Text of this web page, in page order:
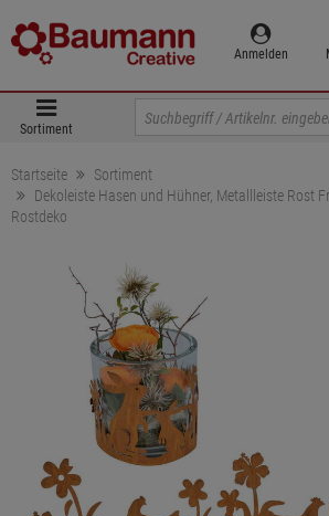
Anmelden
Sortiment
Startseite
Sortiment
Dekoleiste Hasen und Hühner, Metallleiste Rost
Rostdeko